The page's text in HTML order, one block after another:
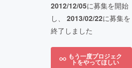
2012/12/05に募集を開始
し、 2013/02/22に募集を
終了しました
もう一度プロジェク
トをやってほしい